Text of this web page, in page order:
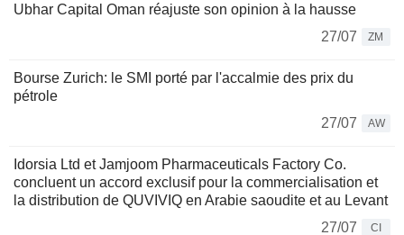
Ubhar Capital Oman réajuste son opinion à la hausse
27/07
ZM
Bourse Zurich: le SMI porté par l'accalmie des prix du
pétrole
27/07
AW
Idorsia Ltd et Jamjoom Pharmaceuticals Factory Co.
concluent un accord exclusif pour la commercialisation et
la distribution de QUVIVIQ en Arabie saoudite et au Levant
27/07
CI